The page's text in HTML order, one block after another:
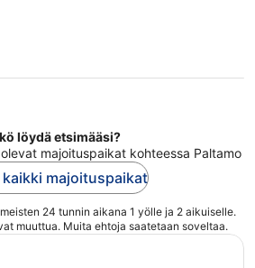
löydä etsimääsi?
majoituspaikat kohteessa Paltamo
kaikki majoituspaikat
24 tunnin aikana 1 yölle ja 2 aikuiselle.
muuttua. Muita ehtoja saatetaan soveltaa.